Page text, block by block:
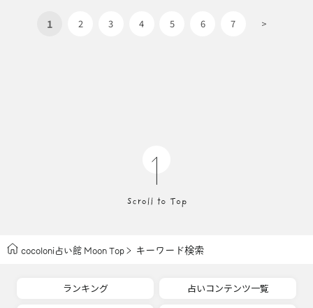
1 2 3 4 5 6 7 >
cocoloni占い館 Moon Top キーワード検索
ランキング
占いコンテンツ一覧